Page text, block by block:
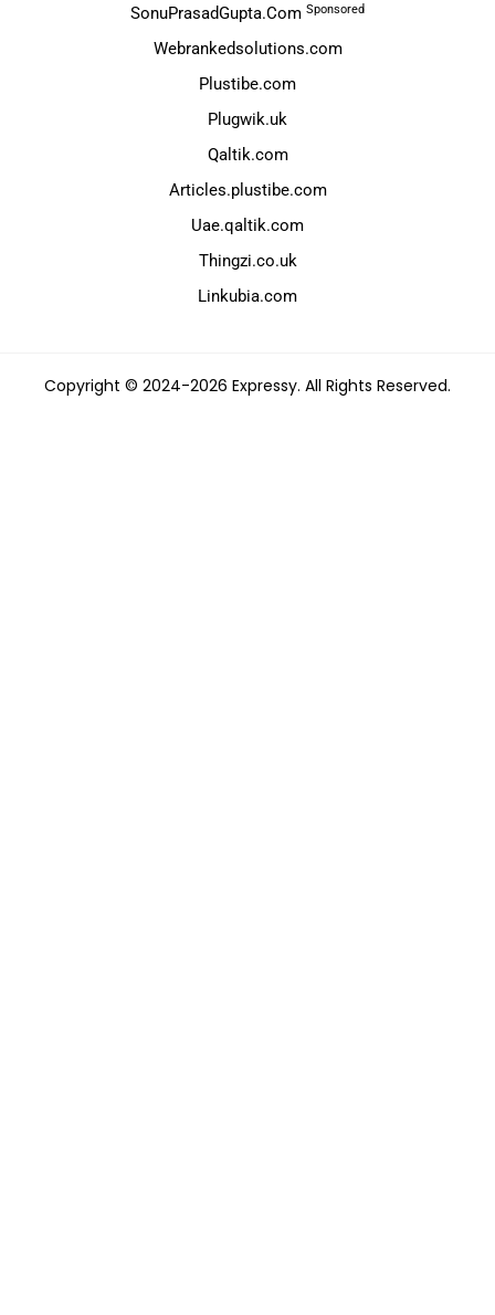
SonuPrasadGupta.Com Sponsored
Webrankedsolutions.com
Plustibe.com
Plugwik.uk
Qaltik.com
Articles.plustibe.com
Uae.qaltik.com
Thingzi.co.uk
Linkubia.com
Copyright © 2024-2026 Expressy. All Rights Reserved.